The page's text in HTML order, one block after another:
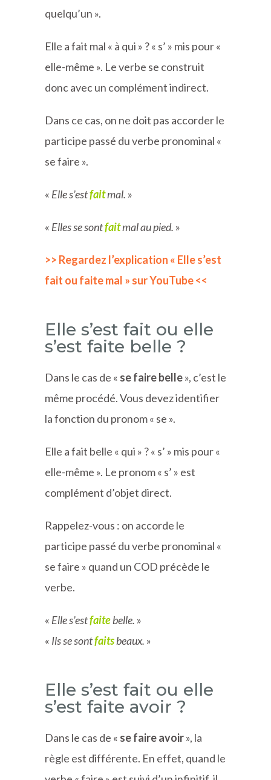
quelqu’un ».
Elle a fait mal « à qui » ? « s’ » mis pour «
elle-même ». Le verbe se construit
donc avec un complément indirect.
Dans ce cas, on ne doit pas accorder le
participe passé du verbe pronominal «
se faire ».
« Elle s’estfaitmal. »
« Elles se sontfaitmal au pied. »
>> Regardez l’explication « Elle s’est
fait ou faite mal » sur YouTube <<
Elle s’est fait ou elle
s’est faite belle ?
Dans le cas de « se faire belle», c’est le
même procédé. Vous devez identifier
la fonction du pronom « se ».
Elle a fait belle « qui » ? « s’ » mis pour «
elle-même ». Le pronom « s’ » est
complément d’objet direct.
Rappelez-vous : on accorde le
participe passé du verbe pronominal «
se faire » quand un COD précède le
verbe.
« Elle s’estfaitebelle. »
« Ils se sontfaitsbeaux. »
Elle s’est fait ou elle
s’est faite avoir ?
Dans le cas de « se faire avoir», la
règle est différente. En effet, quand le